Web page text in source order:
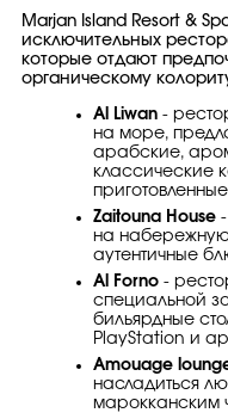
Marjan Island Resort &
исключительных
которые отдают
органическому
Al Liwan -
на море,
арабские,
классические
Zaitouna House
на
аутентичные
Al Forno -
специальной
бильярдные
PlayStation и
Amouage
насладиться
марокканским